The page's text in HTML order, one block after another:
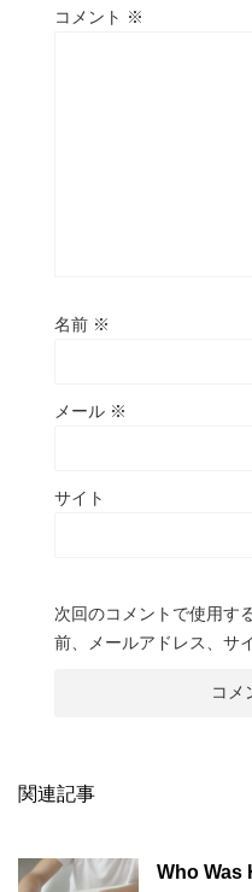
コメント ※
名前 ※
メール ※
サイト
次回のコメントで使用す
前、メールアドレス、サ
関連記事
Who Was